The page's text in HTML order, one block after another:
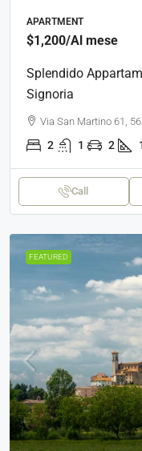
APARTMENT
$1,200/Al mese
Splendido
Signoria
Via San Martino 61,
2 1 2
Call
FEATURED